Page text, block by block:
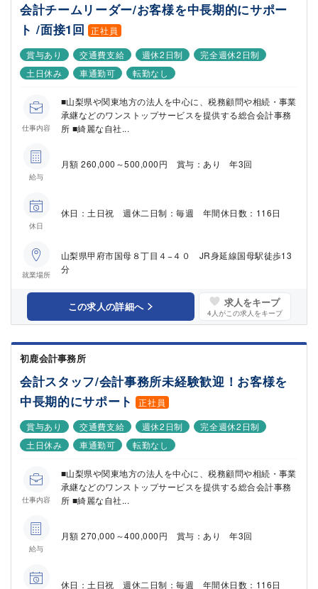
会計チームリーダー/お客様を中長期的にサポー
ト /面接1回 正社員
賞与あり
交通費支給 週休2日制
完全週休2日制
土日休み
車通勤可 転勤なし
仕事内容
■山梨県や関東地方の法人を中心に、税務顧問や相続・事業
承継などのワンストップサービスを提供する総合会計事務
所 ■綺麗な自社...
給与
月額 260,000～500,000円 賞与：あり 年3回
休日
休日：土日祝 週休二日制：毎週 年間休日数：116日
就業場所
山梨県甲府市国母８丁目４−４０ JR身延線国母駅徒歩13
分
この求人の詳細へ 求人をキープ
4 人がこの求人をキープ
初鹿会計事務所
会計スタッフ/会計事務所未経験歓迎！お客様を
中長期的にサポート
正社員
賞与あり
交通費支給 週休2日制
完全週休2日制
土日休み
車通勤可 転勤なし
仕事内容
■山梨県や関東地方の法人を中心に、税務顧問や相続・事業
承継などのワンストップサービスを提供する総合会計事務
所 ■綺麗な自社...
給与
月額 270,000～400,000円 賞与：あり 年3回
休日：土日祝 週休二日制：毎週 年間休日数：116日